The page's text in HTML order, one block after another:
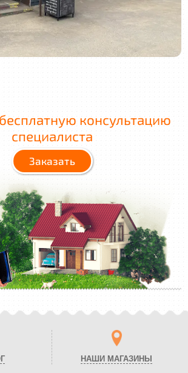
консультацию
специалиста
Заказать
НАШИ МАГАЗИНЫ